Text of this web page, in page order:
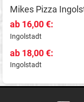
Mikes Pizza
ab 16,00 €:
Ingolstadt
ab 18,00 €:
Ingolstadt